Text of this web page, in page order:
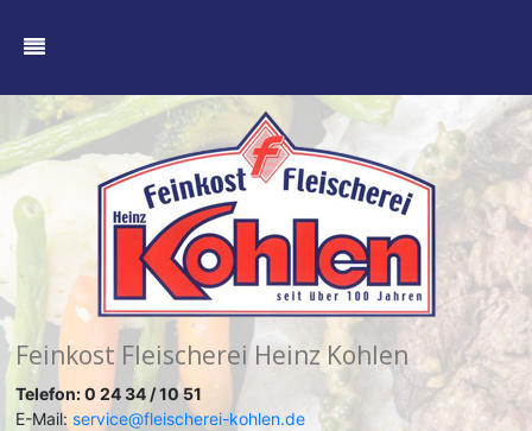
Feinkost Fleischerei Heinz Kohlen
Telefon: 0 24 34 / 10 51
E-Mail:service@fleischerei-kohlen.de